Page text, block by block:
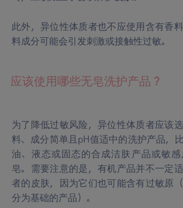
此外，异位性体质者也不应使用含有香
料成分可能会引发刺激或接触性过敏。
应该使用哪些无皂洗护产品？
为了降低过敏风险，异位性体质者应该
料、成分简单且pH值适中的洗护产品，
油、液态或固态的合成洁肤产品或敏
皂。需要注意的是，有机产品并不一定
者的皮肤，因为它们也可能含有过敏原
分为基础的产品）。